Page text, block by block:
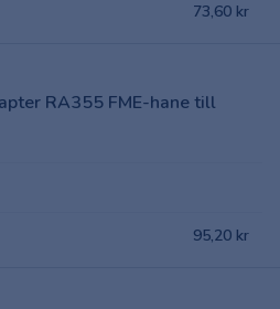
73,60 kr
RA355 FME-hane till
95,20 kr